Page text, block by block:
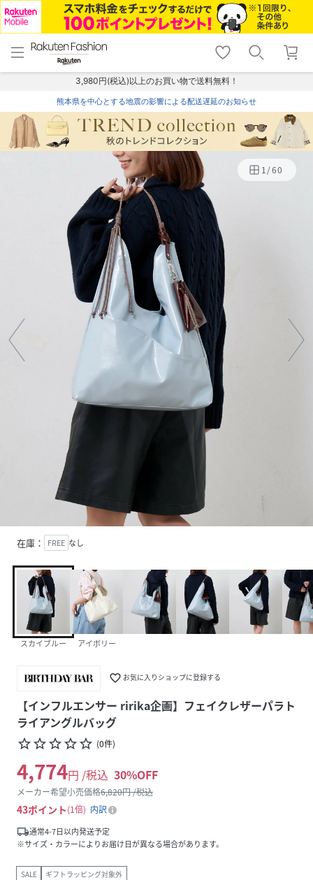
menu home
トップ
shopping_cart lock_outline
ログイン
3,980円(税込)以上のお買い物で送料無料！
熊本県を中心とする地震の影響による配送遅延のお知らせ
1/60
在庫： FREE なし
スカイブルー アイボリー
favorite_border お気に入りショップに登録する
【インフルエンサー ririka企画】フェイクレザーパラト
ライアングルバッグ
star_borderstar_borderstar_borderstar_borderstar_border (0件)
4,774円 /税込 30%OFF
メーカー希望小売価格6,820円 /税込
43ポイント 1倍
内訳
local_shipping通常4-7日以内発送予定
※サイズ・カラーによりお届け日が異なる場合があります。
SALE
ギフトラッピング対象外